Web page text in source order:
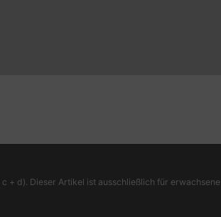
+ d). Dieser Artikel ist ausschließlich für erwachsene